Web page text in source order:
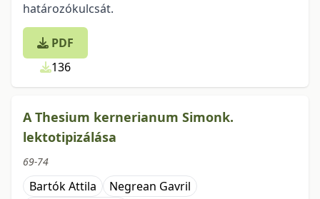
határozókulcsát.
PDF
136
A Thesium kernerianum Simonk.
lektotipizálása
69-74
Bartók Attila
Negrean Gavril